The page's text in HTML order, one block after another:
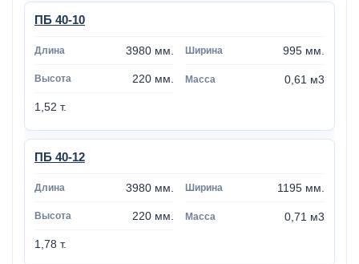
ПБ 40-10
3980 мм. 995 мм.
220 мм. 0,61 м3
1,52 т.
ПБ 40-12
3980 мм. 1195 мм.
220 мм. 0,71 м3
1,78 т.